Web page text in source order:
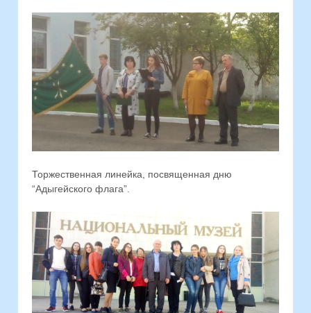
Торжественная линейка, посвященная дню
“Адыгейского флага”.